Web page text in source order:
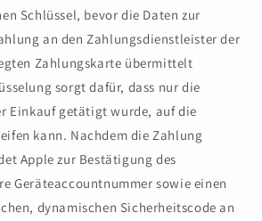
Schlüssel, bevor die Daten zur
an den Zahlungsdienstleister der
Zahlungskarte übermittelt
sorgt dafür, dass nur die
Einkauf getätigt wurde, auf die
kann. Nachdem die Zahlung
Apple zur Bestätigung des
Geräteaccountnummer sowie einen
dynamischen Sicherheitscode an